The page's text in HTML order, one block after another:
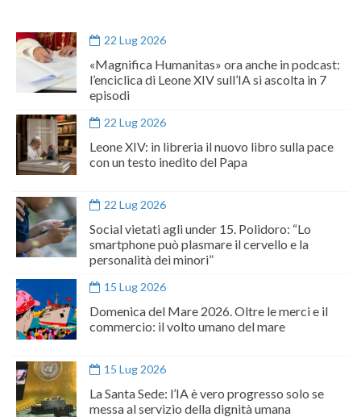
22 Lug 2026
«Magnifica Humanitas» ora anche in podcast:
l’enciclica di Leone XIV sull’IA si ascolta in 7
episodi
22 Lug 2026
Leone XIV: in libreria il nuovo libro sulla pace
con un testo inedito del Papa
22 Lug 2026
Social vietati agli under 15. Polidoro: “Lo
smartphone può plasmare il cervello e la
personalità dei minori”
15 Lug 2026
Domenica del Mare 2026. Oltre le merci e il
commercio: il volto umano del mare
15 Lug 2026
La Santa Sede: l’IA è vero progresso solo se
messa al servizio della dignità umana